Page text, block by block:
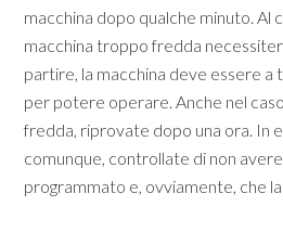
macchina dopo qualche minuto. Al
macchina troppo fredda
partire, la macchina deve essere
per potere operare. Anche nel
fredda, riprovate dopo una ora. In
comunque, controllate di non
programmato e, ovviamente, che